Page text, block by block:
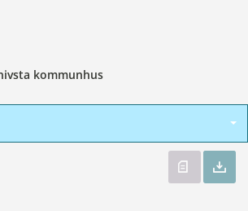
kommunhus